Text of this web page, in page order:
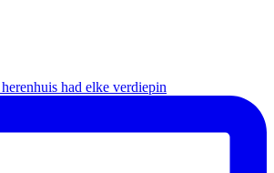
had elke verdiepin